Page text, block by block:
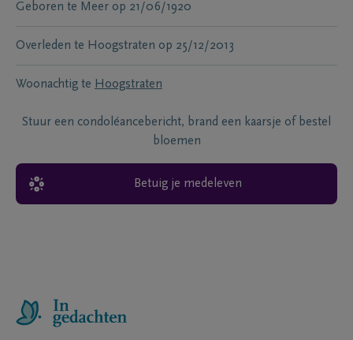
Geboren te Meer op 21/06/1920
Overleden te Hoogstraten op 25/12/2013
Woonachtig te Hoogstraten
Stuur een condoléancebericht, brand een kaarsje of bestel
bloemen
Betuig je medeleven